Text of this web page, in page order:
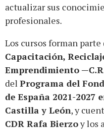
actualizar sus
profesionales.
Los cursos forman parte
Capacitación,
Emprendimiento
del Programa del
de España 2021-2027
Castilla y León, y
CDR Rafa Bierzoy los